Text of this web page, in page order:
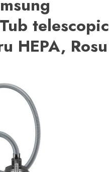
telescopic
HEPA, Rosu